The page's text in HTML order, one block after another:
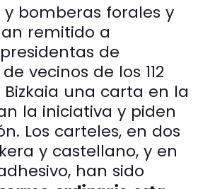
y bomberas forales y
remitido a
de
vecinos de los 112
una carta en la
la iniciativa y piden
Los carteles, en dos
y castellano, y en
han sido